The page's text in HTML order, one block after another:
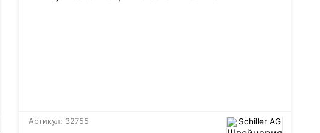
Артикул: 32755 Schiller AG